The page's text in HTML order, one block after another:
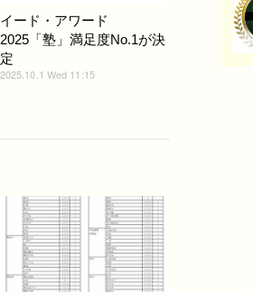
イード・アワード
2025「塾」満足度No.1が決
定
2025.10.1 Wed 11:15